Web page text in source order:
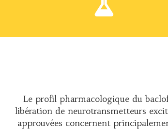
Le profil pharmacologique du
libération de neurotransmetteurs
approuvées concernent